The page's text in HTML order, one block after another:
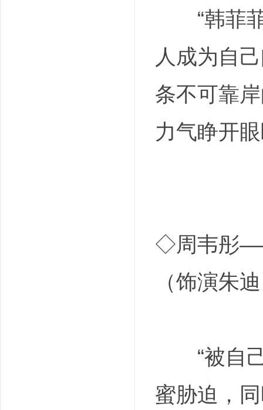
“韩菲菲
人成为自
条不可靠
力气睁开
◇周韦彤
（饰演朱
“被自己
蜜胁迫，